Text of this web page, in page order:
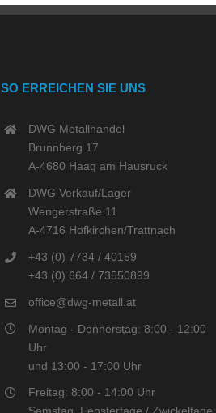
SO ERREICHEN SIE UNS
DWG Metallhandel
Brunnberg 17
A-4680 Haag am Hausruck
DWG Verkauf/Lager
Wengerstraße 11
A-4716 Hofkirchen/Trattnach
+43 (0) 7734 / 40159
+43 (0) 664 / 73550899
office@dwg-metall.at
Montag - Donnerstag: 8:00 - 12:00
Uhr
und 13:00 - 17:00 Uhr
Freitag: 8:00 - 14:00 Uhr